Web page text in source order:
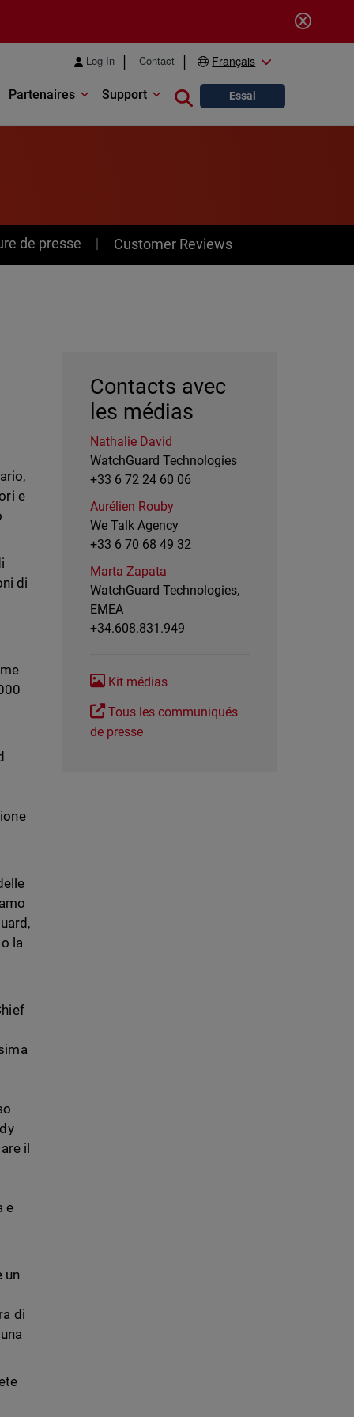
Log In Contact Français
Partenaires Support Close search
Essai
de presse Customer Reviews
e
di
la
il
e
un
di
Contacts avec
les médias
Nathalie David
WatchGuard Technologies
+33 6 72 24 60 06
Aurélien Rouby
We Talk Agency
+33 6 70 68 49 32
Marta Zapata
WatchGuard Technologies,
EMEA
+34.608.831.949
Kit médias
Tous les communiqués
de presse